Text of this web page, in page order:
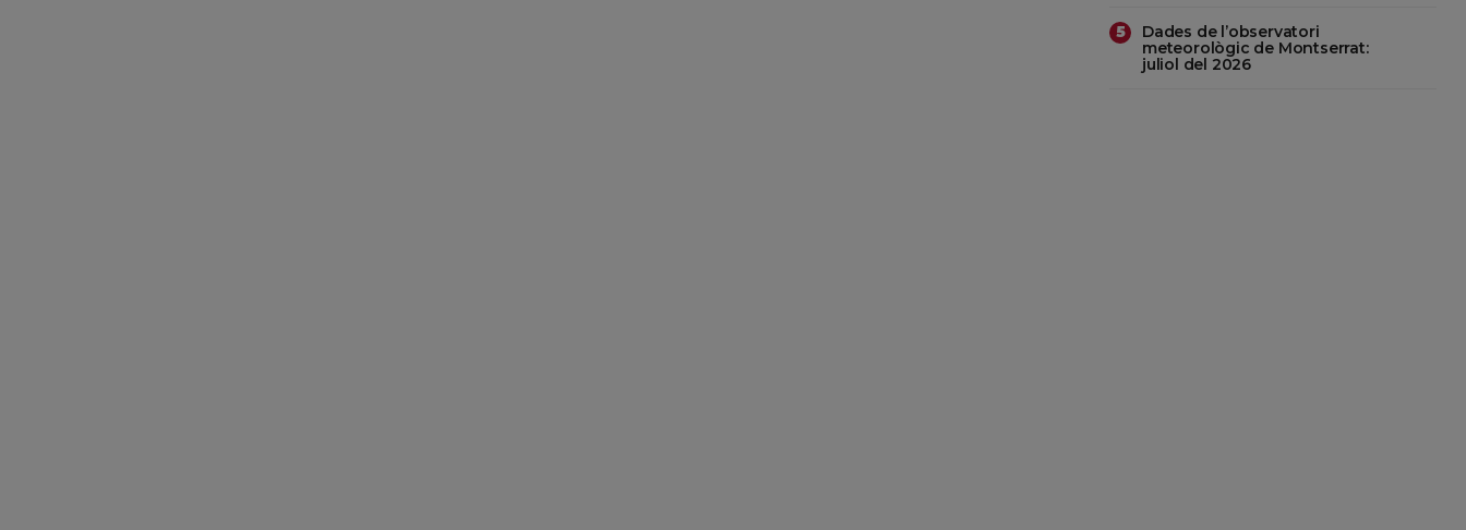
5
Dades de l’observatori
meteorològic de Montserrat:
juliol del 2026